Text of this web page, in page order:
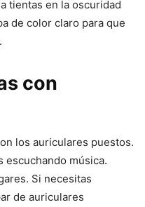
tientas en la oscuridad
de color claro para que
con
los auriculares puestos.
escuchando música.
Si necesitas
de auriculares